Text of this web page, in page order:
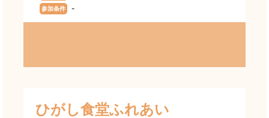
参加条件 -
ひがし食堂ふれあい